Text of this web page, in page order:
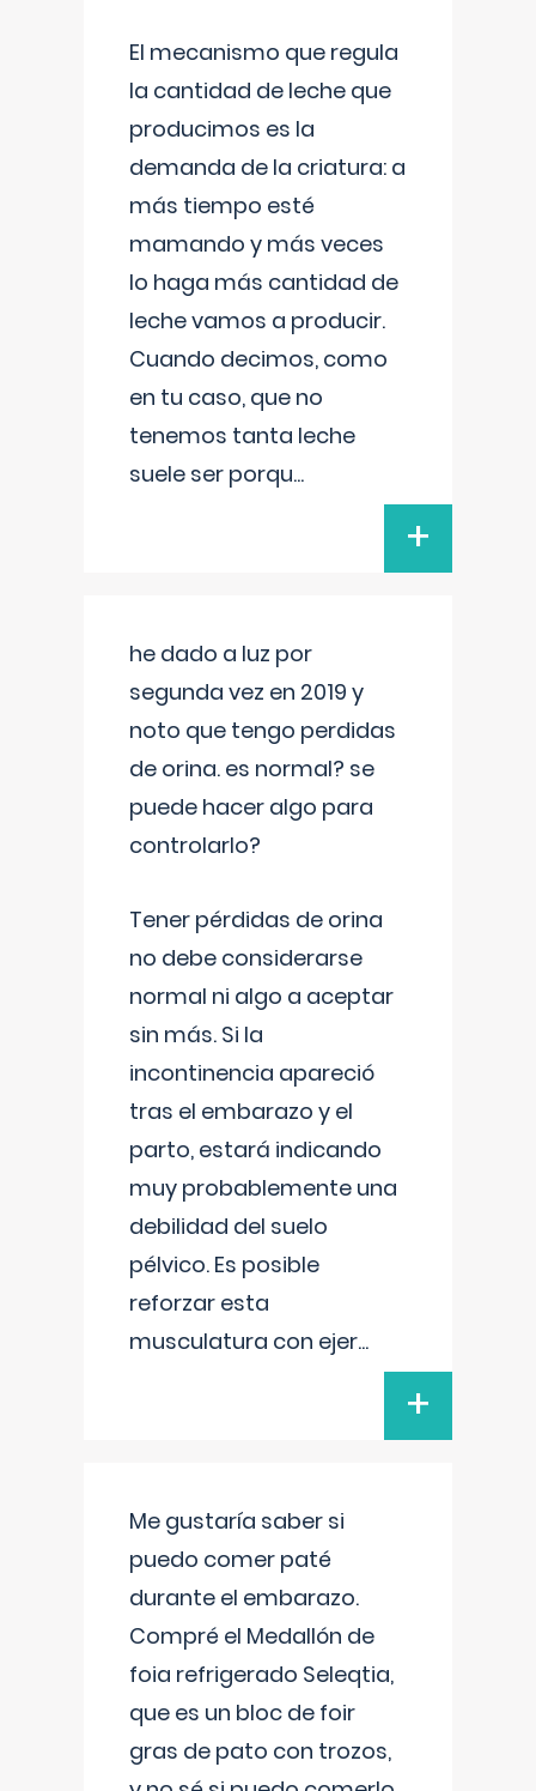
El mecanismo que regula
la cantidad de leche que
producimos es la
demanda de la criatura: a
más tiempo esté
mamando y más veces
lo haga más cantidad de
leche vamos a producir.
Cuando decimos, como
en tu caso, que no
tenemos tanta leche
suele ser porqu...
+
he dado a luz por
segunda vez en 2019 y
noto que tengo perdidas
de orina. es normal? se
puede hacer algo para
controlarlo?
Tener pérdidas de orina
no debe considerarse
normal ni algo a aceptar
sin más. Si la
incontinencia apareció
tras el embarazo y el
parto, estará indicando
muy probablemente una
debilidad del suelo
pélvico. Es posible
reforzar esta
musculatura con ejer...
+
Me gustaría saber si
puedo comer paté
durante el embarazo.
Compré el Medallón de
foia refrigerado Seleqtia,
que es un bloc de foir
gras de pato con trozos,